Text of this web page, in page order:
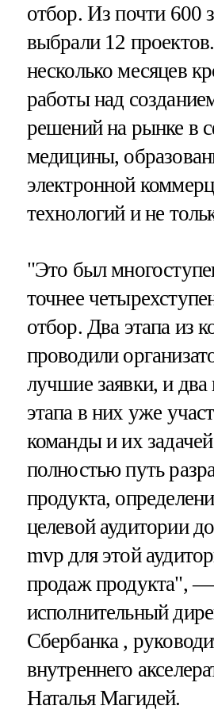
отбор. Из почти 600
выбрали 12
несколько месяцев
работы над
решений на рынке в
медицины,
электронной
технологий и не
"Это был
точнее
отбор. Два этапа из
проводили
лучшие заявки, и два
этапа в них уже
команды и их
полностью путь
продукта,
целевой аудитории
mvp для этой
продаж продукта", —
исполнительный
Сбербанка ,
внутреннего
Наталья Магидей.